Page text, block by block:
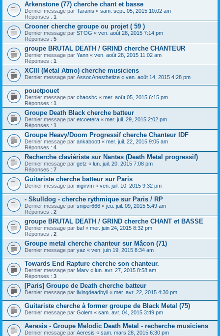
Arkenstone (77) cherche chant et basse
Dernier message par Taranis « sam. sept. 05, 2015 10:02 am
Réponses : 1
Crooner cherche groupe ou projet ( 59 )
Dernier message par STOG « ven. août 28, 2015 7:14 pm
Réponses : 5
groupe BRUTAL DEATH / GRIND cherche CHANTEUR
Dernier message par Yann « ven. août 28, 2015 11:02 am
Réponses : 1
XCIII (Metal Atmo) cherche musiciens
Dernier message par AssocAnesthetize « ven. août 14, 2015 4:28 pm
pouetpouet
Dernier message par chaosbc « mer. août 05, 2015 6:15 pm
Réponses : 1
Groupe Death Black cherche batteur
Dernier message par etcoetera « mer. juil. 29, 2015 2:02 pm
Réponses : 1
Groupe Heavy/Doom Progressif cherche Chanteur IDF
Dernier message par ankaboott « mer. juil. 22, 2015 9:05 am
Réponses : 4
Recherche claviériste sur Nantes (Death Metal progressif)
Dernier message par getz « lun. juil. 20, 2015 7:08 pm
Réponses : 7
Guitariste cherche batteur sur Paris
Dernier message par ingirvm « ven. juil. 10, 2015 9:32 pm
- Skulldog - cherche rythmique sur Paris / RP
Dernier message par sniper666 « jeu. juil. 09, 2015 5:49 am
Réponses : 2
groupe BRUTAL DEATH / GRIND cherche CHANT et BASSE
Dernier message par baf « mer. juin 24, 2015 8:32 pm
Réponses : 2
Groupe metal cherche chanteur sur Mâcon (71)
Dernier message par yaz « ven. juin 19, 2015 8:34 am
Towards End Rapture cherche son chanteur.
Dernier message par Marv « lun. avr. 27, 2015 8:58 am
Réponses : 3
[Paris] Groupe de Death cherche batteur
Dernier message par livingdeadbyll « mer. avr. 22, 2015 4:30 pm
Guitariste cherche à former groupe de Black Metal (75)
Dernier message par Golem « sam. avr. 04, 2015 3:49 pm
Aeresis - Groupe Melodic Death Metal - recherche musiciens
Dernier message par Aeresis « sam. mars 28, 2015 6:30 pm